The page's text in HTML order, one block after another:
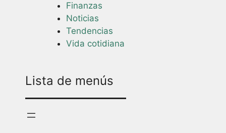
Finanzas
Noticias
Tendencias
Vida cotidiana
Lista de menús